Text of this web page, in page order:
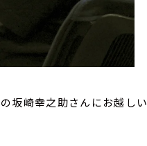
の坂崎幸之助さんにお越しい